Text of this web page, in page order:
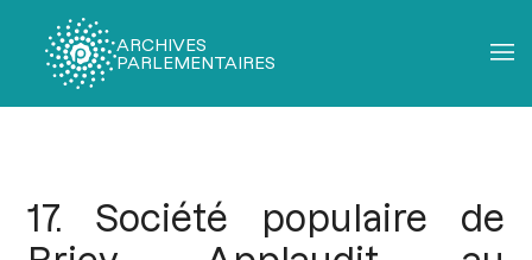
ARCHIVES
PARLEMENTAIRES
17. Société populaire de